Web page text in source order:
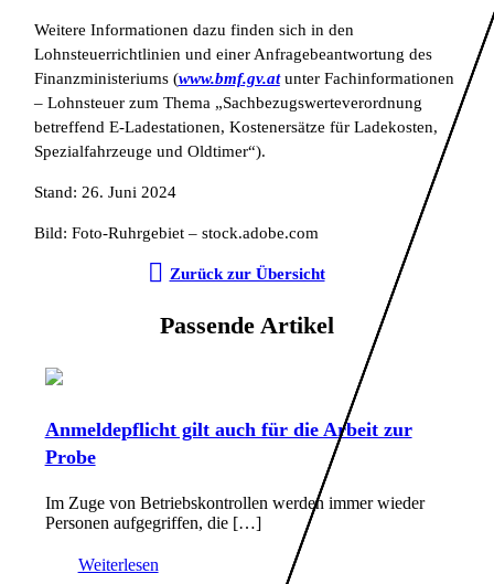
Weitere Informationen dazu finden sich in den
Lohnsteuerrichtlinien und einer Anfragebeantwortung des
Finanzministeriums (www.bmf.gv.atunter Fachinformationen
– Lohnsteuer zum Thema „Sachbezugswerteverordnung
betreffend E-Ladestationen, Kostenersätze für Ladekosten,
Spezialfahrzeuge und Oldtimer“).
Stand: 26. Juni 2024
Bild: Foto-Ruhrgebiet – stock.adobe.com
Zurück zur Übersicht
Passende Artikel
Anmeldepflicht gilt auch für die Arbeit zur
Probe
Im Zuge von Betriebskontrollen werden immer wieder
Personen aufgegriffen, die […]
Weiterlesen